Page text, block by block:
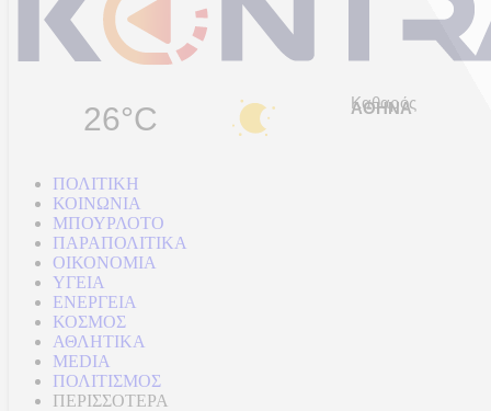
26°C Καθαρός
ΠΟΛΙΤΙΚΗ
ΚΟΙΝΩΝΙΑ
ΜΠΟΥΡΛΟΤΟ
ΠΑΡΑΠΟΛΙΤΙΚΑ
ΟΙΚΟΝΟΜΙΑ
ΥΓΕΙΑ
ΕΝΕΡΓΕΙΑ
ΚΟΣΜΟΣ
ΑΘΛΗΤΙΚΑ
MEDIA
ΠΟΛΙΤΙΣΜΟΣ
ΠΕΡΙΣΣΟΤΕΡΑ